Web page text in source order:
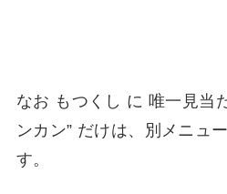
なお もつくし に 唯一見当
ンカン” だけは、別メニュ
す。